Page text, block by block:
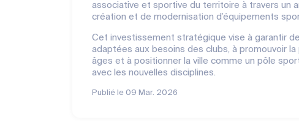
associative et sportive du territoire à travers un
création et de modernisation d’équipements
Cet investissement stratégique vise à garantir
adaptées aux besoins des clubs, à promouvoir
âges et à positionner la ville comme un pôle
avec les nouvelles disciplines.
Publié le 09 Mar. 2026